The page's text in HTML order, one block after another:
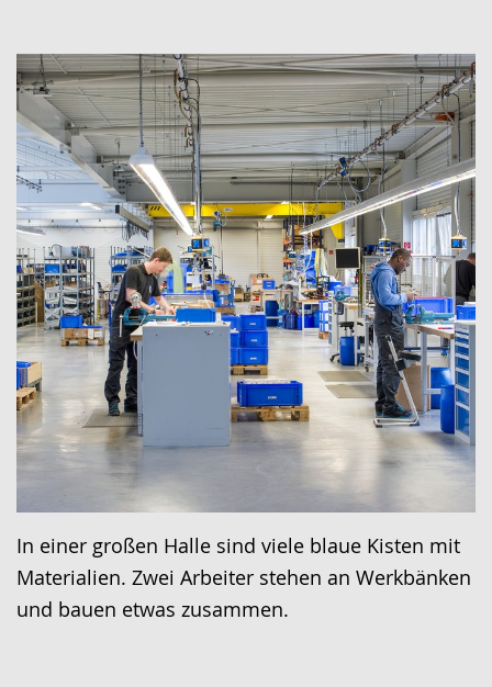
In einer großen Halle sind viele blaue Kisten mit
Materialien. Zwei Arbeiter stehen an Werkbänken
und bauen etwas zusammen.